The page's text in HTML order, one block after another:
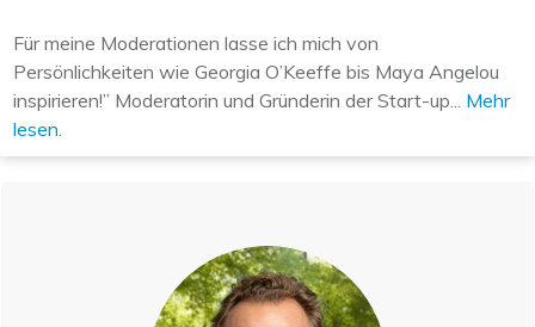
Für meine Moderationen lasse ich mich von
Persönlichkeiten wie Georgia O’Keeffe bis Maya Angelou
inspirieren!” Moderatorin und Gründerin der Start-up... Mehr
lesen.